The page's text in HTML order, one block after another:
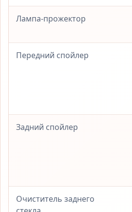
Лампа-прожектор
Передний спойлер
Задний спойлер
Очиститель заднего